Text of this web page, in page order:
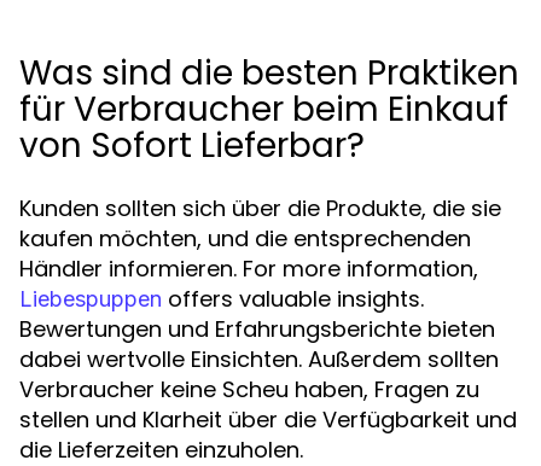
Was sind die besten Praktiken
für Verbraucher beim Einkauf
von Sofort Lieferbar?
Kunden sollten sich über die Produkte, die sie
kaufen möchten, und die entsprechenden
Händler informieren. For more information,
Liebespuppen offers valuable insights.
Bewertungen und Erfahrungsberichte bieten
dabei wertvolle Einsichten. Außerdem sollten
Verbraucher keine Scheu haben, Fragen zu
stellen und Klarheit über die Verfügbarkeit und
die Lieferzeiten einzuholen.